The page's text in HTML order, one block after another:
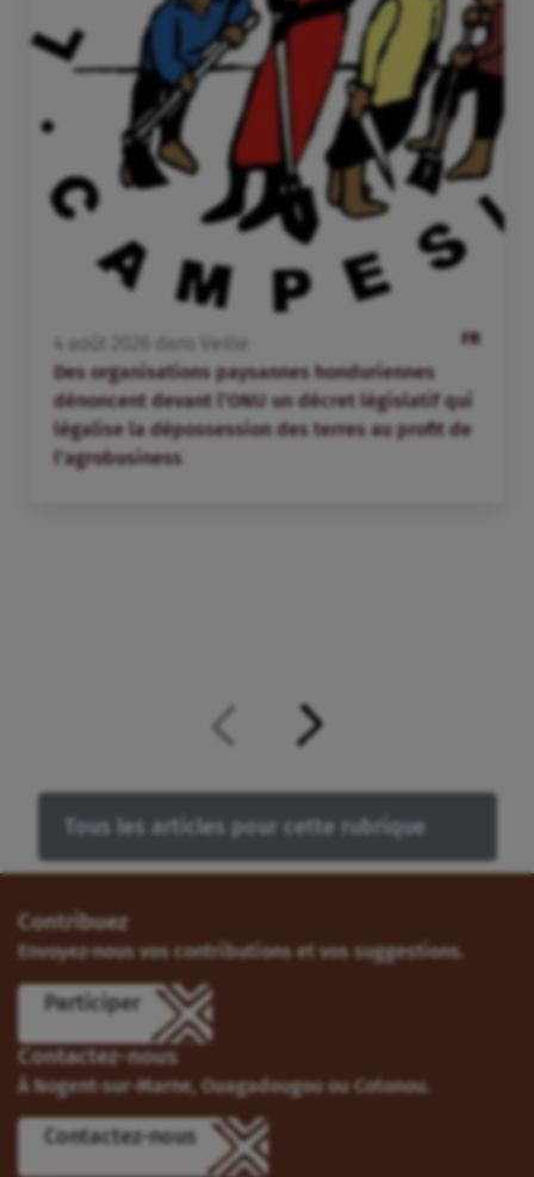
FR
4 août dans
Veille
Des organisations paysannes honduriennes
dénoncent devant l’ONU un décret législatif qui
légalise la dépossession des terres au profit de
l’agrobusiness
Tous les articles pour cette rubrique
Contribuez
Envoyez-nous vos contributions et vos suggestions.
Participer
Contactez-nous
À Nogent-sur-Marne, Ouagadougou ou Cotonou.
Contactez-nous